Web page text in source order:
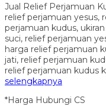
Jual Relief Perjamuan
relief perjamuan yesus,
perjamuan kudus,
suci, relief perjamuan
harga relief perjamuan
jati, relief perjamuan
relief perjamuan kudus
selengkapnya
*Harga Hubungi CS